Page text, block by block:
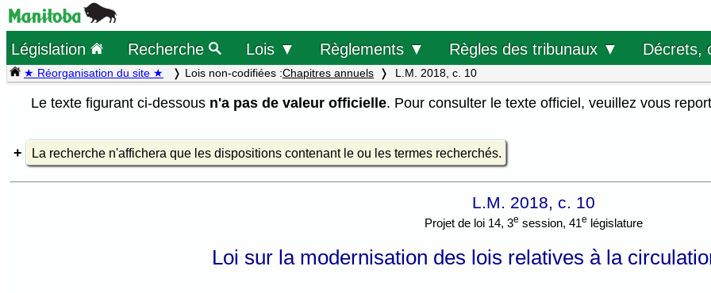
Législation Recherche Lois ▼ Règlements ▼ Règles des tribunaux ▼ Décrets,
★ Réorganisation du site ★ Lois non-codifiées :Chapitres annuels L.M. 2018, c. 10
Le texte figurant ci-dessous n'a pas de valeur officielle. Pour consulter le texte officiel, veuillez vous
La recherche n'affichera que les dispositions contenant le ou les termes recherchés.
L.M. 2018, c. 10
Projet de loi 14, 3e session, 41e législature
Loi sur la modernisation des lois relatives à la